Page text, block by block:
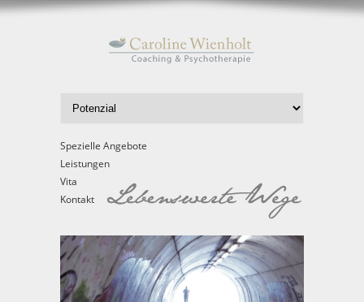
Spezielle Angebote
Leistungen
Vita
Kontakt